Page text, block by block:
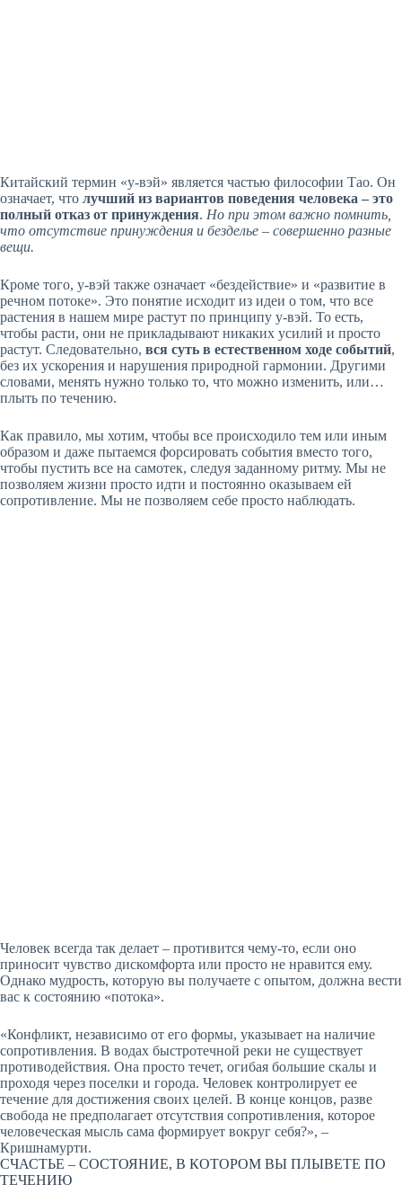
Китайский термин «у-вэй» является частью философии Тао. Он
означает, что лучший из вариантов поведения человека – это
полный отказ от принуждения. Но при этом важно помнить,
что отсутствие принуждения и безделье – совершенно разные
вещи.
Кроме того, у-вэй также означает «бездействие» и «развитие в
речном потоке». Это понятие исходит из идеи о том, что все
растения в нашем мире растут по принципу у-вэй. То есть,
чтобы расти, они не прикладывают никаких усилий и просто
растут. Следовательно, вся суть в естественном ходе событий,
без их ускорения и нарушения природной гармонии. Другими
словами, менять нужно только то, что можно изменить, или…
плыть по течению.
Как правило, мы хотим, чтобы все происходило тем или иным
образом и даже пытаемся форсировать события вместо того,
чтобы пустить все на самотек, следуя заданному ритму. Мы не
позволяем жизни просто идти и постоянно оказываем ей
сопротивление. Мы не позволяем себе просто наблюдать.
Человек всегда так делает – противится чему-то, если оно
приносит чувство дискомфорта или просто не нравится ему.
Однако мудрость, которую вы получаете с опытом, должна вести
вас к состоянию «потока».
«Конфликт, независимо от его формы, указывает на наличие
сопротивления. В водах быстротечной реки не существует
противодействия. Она просто течет, огибая большие скалы и
проходя через поселки и города. Человек контролирует ее
течение для достижения своих целей. В конце концов, разве
свобода не предполагает отсутствия сопротивления, которое
человеческая мысль сама формирует вокруг себя?», –
Кришнамурти.
СЧАСТЬЕ – СОСТОЯНИЕ, В КОТОРОМ ВЫ ПЛЫВЕТЕ ПО
ТЕЧЕНИЮ